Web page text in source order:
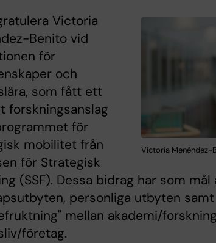
Victoria Menéndez-
Victoria
Benito vid
för
och
som fått ett
forskningsanslag
för
mobilitet från
för Strategisk
(SSF). Dessa bidrag har som mål
personliga utbyten samt
mellan akademi/
företag.